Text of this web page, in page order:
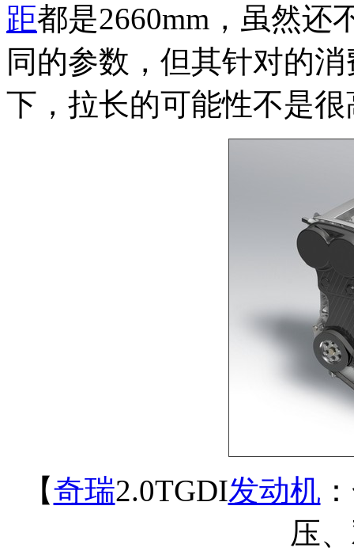
距都是2660mm，虽然还
同的参数，但其针对的
下，拉长的可能性不是很
【奇瑞2.0TGDI发动机
压